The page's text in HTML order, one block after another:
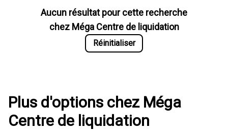
Aucun résultat pour cette recherche
chez Méga Centre de liquidation
Réinitialiser
Plus d'options chez Méga
Centre de liquidation